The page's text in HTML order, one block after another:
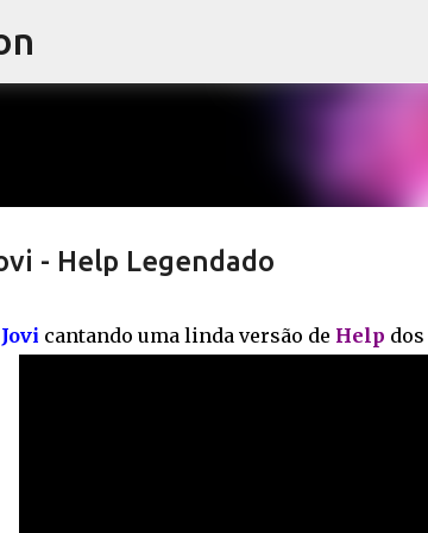
- Help Legendado
cantando uma linda versão de Help dos